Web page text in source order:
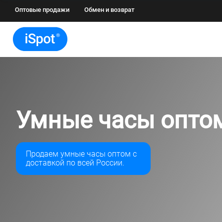
Оптовые продажи Обмен и возврат
Умные часы
Продаем умные часы оптом с
доставкой по всей России.